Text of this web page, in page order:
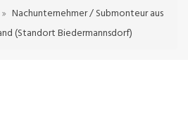
Nachunternehmer / Submonteur aus
(Standort Biedermannsdorf)